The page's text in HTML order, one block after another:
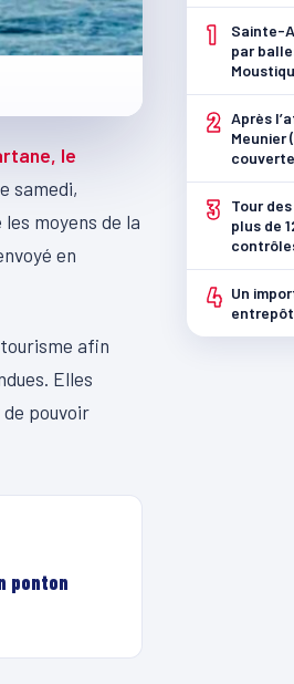
le
samedi,
moyens de la
en
afin
Elles
pouvoir
ponton
1
Sainte-
par
2 Après
Meunier
3
Tour
plus de
4 Un
entrepôt